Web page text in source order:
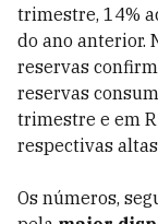
trimestre, 14%
do ano anterior.
reservas
reservas
trimestre e em
respectivas
Os números,